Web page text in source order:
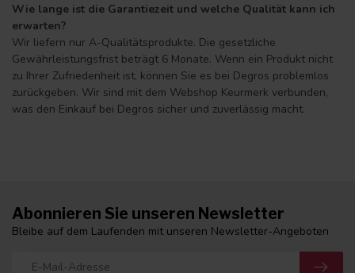
Wie lange ist die Garantiezeit und welche Qualität kann ich
erwarten?
Wir liefern nur A-Qualitätsprodukte. Die gesetzliche
Gewährleistungsfrist beträgt 6 Monate. Wenn ein Produkt nicht
zu Ihrer Zufriedenheit ist, können Sie es bei Degros problemlos
zurückgeben. Wir sind mit dem Webshop Keurmerk verbunden,
was den Einkauf bei Degros sicher und zuverlässig macht.
Abonnieren Sie unseren Newsletter
Bleibe auf dem Laufenden mit unseren Newsletter-Angeboten